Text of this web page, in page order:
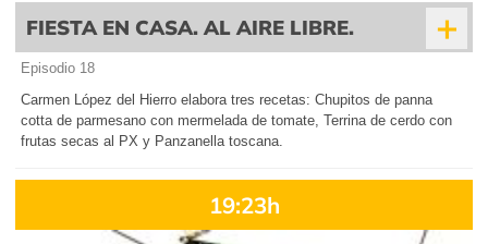
FIESTA EN CASA. AL AIRE LIBRE. +
Episodio 18
Carmen López del Hierro elabora tres recetas: Chupitos de panna
cotta de parmesano con mermelada de tomate, Terrina de cerdo con
frutas secas al PX y Panzanella toscana.
19:23h